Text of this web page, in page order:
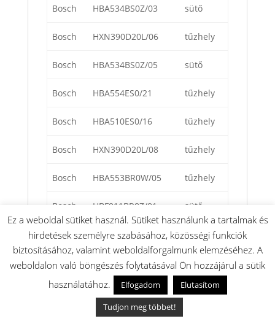
Bosch HBA534BS0Z/03 sütő
Bosch HXN390D20L/06 tűzhely
Bosch HBA534BS0Z/05 sütő
Bosch HBA554ES0/21 tűzhely
Bosch HBA510ES0/16 tűzhely
Bosch HXN390D20L/08 tűzhely
Bosch HBA553BR0W/05 tűzhely
Bosch HBF011BR0Z/01 sütő
Bosch HBF011BR0Z/02 sütő
Bosch HBA553BR0W/03 tűzhely
Bosch HXC39AE50Q/05 tűzhely
HBA274BR0J/25
Ez a weboldal sütiket használ. Sütiket használunk a tartalmak és
hirdetések személyre szabásához, közösségi funkciók
biztosításához, valamint weboldalforgalmunk elemzéséhez. A
weboldalon való böngészés folytatásával Ön hozzájárul a sütik
használatához.
Elfogadom
Elutasítom
Tudjon meg többet!